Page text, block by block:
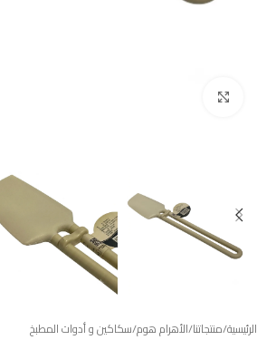
الرئيسية/منتجاتنا/الأهرام هوم/سكاكين و أدوات المطبخ